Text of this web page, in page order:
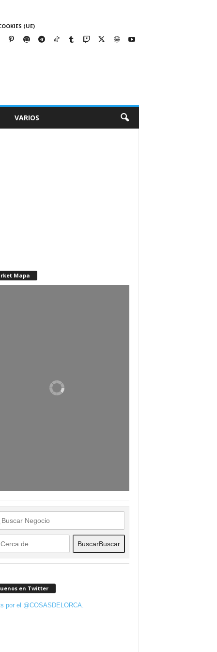
(UE)
VARIOS
Mapa
BuscarBuscar
en Twitter
por el @COSASDELORCA.